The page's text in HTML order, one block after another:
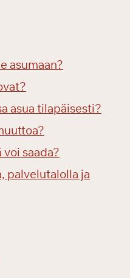
asumaan?
asua tilapäisesti?
saada?
palvelutalolla ja